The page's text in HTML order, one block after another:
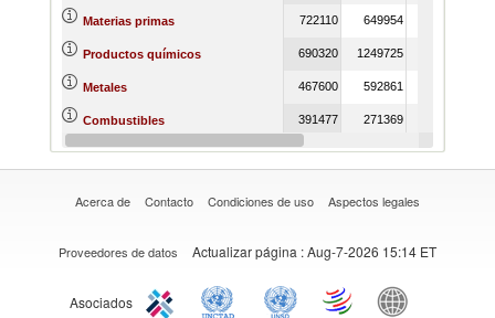
Materias primas 722110 649954
Productos químicos 690320 1249725
Metales 467600 592861
Combustibles 391477 271369
Plástico o caucho 359738 379548 488244
Acerca de Contacto Condiciones de uso Aspectos legales
Proveedores de datos Actualizar página : Aug-7-2026 15:14 ET
Asociados